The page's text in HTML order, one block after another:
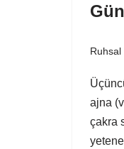
Ruhsal
ajna
çakra